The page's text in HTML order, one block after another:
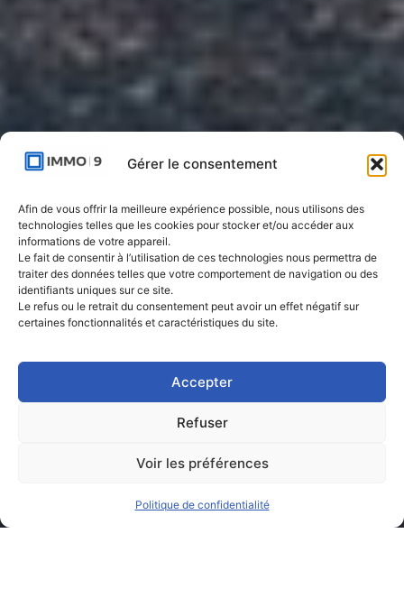
Gérer le consentement
Afin de vous offrir la meilleure expérience possible, nous utilisons des
technologies telles que les cookies pour stocker et/ou accéder aux
informations de votre appareil.
Le fait de consentir à l’utilisation de ces technologies nous permettra de
traiter des données telles que votre comportement de navigation ou des
identifiants uniques sur ce site.
Le refus ou le retrait du consentement peut avoir un effet négatif sur
certaines fonctionnalités et caractéristiques du site.
Accepter
Refuser
Voir les préférences
Politique de confidentialité